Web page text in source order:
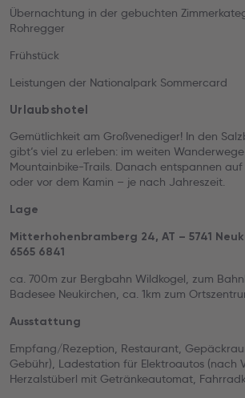
Übernachtung in der gebuchten
Rohregger
Frühstück
Leistungen der Nationalpark Sommercard
Urlaubshotel
Gemütlichkeit am Großvenediger! In den
gibt‘s viel zu erleben: im weiten
Mountainbike-Trails. Danach entspannen
oder vor dem Kamin – je nach Jahreszeit.
Lage
Mitterhohenbramberg 24, AT – 5741
6565 6841
ca. 700m zur Bergbahn Wildkogel, zum
Badesee Neukirchen, ca. 1km zum
Ausstattung
Empfang/Rezeption, Restaurant,
Gebühr), Ladestation für Elektroautos (nach
Herzalstüberl mit Getränkeautomat,